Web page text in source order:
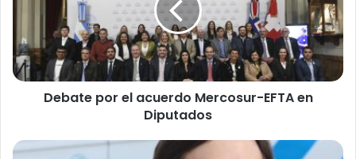
p
o
r
c
Debate por el acuerdo Mercosur-EFTA en
Diputados
N